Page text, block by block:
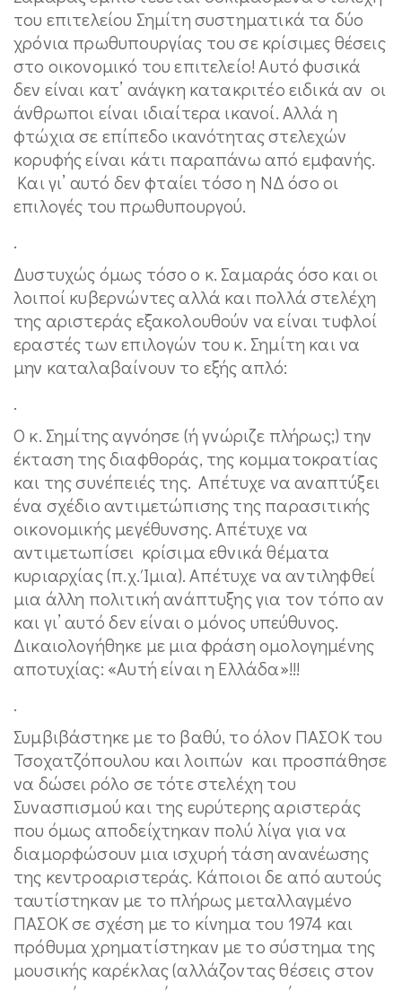
του επιτελείου Σημίτη συστηματικά τα δύο
χρόνια πρωθυπουργίας του σε κρίσιμες θέσεις
στο οικονομικό του επιτελείο! Αυτό φυσικά
δεν είναι κατ’ ανάγκη κατακριτέο ειδικά αν οι
άνθρωποι είναι ιδιαίτερα ικανοί. Αλλά η
φτώχια σε επίπεδο ικανότητας στελεχών
κορυφής είναι κάτι παραπάνω από εμφανής.
Και γι’ αυτό δεν φταίει τόσο η ΝΔ όσο οι
επιλογές του πρωθυπουργού.
.
Δυστυχώς όμως τόσο ο κ. Σαμαράς όσο και οι
λοιποί κυβερνώντες αλλά και πολλά στελέχη
της αριστεράς εξακολουθούν να είναι τυφλοί
εραστές των επιλογών του κ. Σημίτη και να
μην καταλαβαίνουν το εξής απλό:
.
Ο κ. Σημίτης αγνόησε (ή γνώριζε πλήρως;) την
έκταση της διαφθοράς, της κομματοκρατίας
και της συνέπειές της. Απέτυχε να αναπτύξει
ένα σχέδιο αντιμετώπισης της παρασιτικής
οικονομικής μεγέθυνσης. Απέτυχε να
αντιμετωπίσει κρίσιμα εθνικά θέματα
κυριαρχίας (π.χ. Ίμια). Απέτυχε να αντιληφθεί
μια άλλη πολιτική ανάπτυξης για τον τόπο αν
και γι’ αυτό δεν είναι ο μόνος υπεύθυνος.
Δικαιολογήθηκε με μια φράση ομολογημένης
αποτυχίας: «Αυτή είναι η Ελλάδα»!!!
.
Συμβιβάστηκε με το βαθύ, το όλον ΠΑΣΟΚ του
Τσοχατζόπουλου και λοιπών και προσπάθησε
να δώσει ρόλο σε τότε στελέχη του
Συνασπισμού και της ευρύτερης αριστεράς
που όμως αποδείχτηκαν πολύ λίγα για να
διαμορφώσουν μια ισχυρή τάση ανανέωσης
της κεντροαριστεράς. Κάποιοι δε από αυτούς
ταυτίστηκαν με το πλήρως μεταλλαγμένο
ΠΑΣΟΚ σε σχέση με το κίνημα του 1974 και
πρόθυμα χρηματίστηκαν με το σύστημα της
μουσικής καρέκλας (αλλάζοντας θέσεις στον